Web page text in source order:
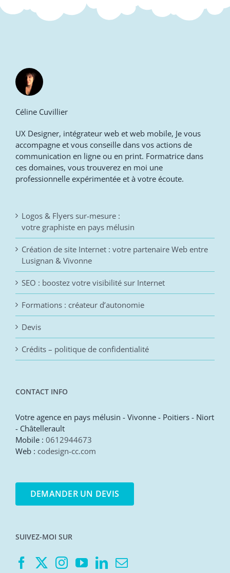
Céline Cuvillier
UX Designer, intégrateur web et web mobile, Je vous
accompagne et vous conseille dans vos actions de
communication en ligne ou en print. Formatrice dans
ces domaines, vous trouverez en moi une
professionnelle expérimentée et à votre écoute.
Logos & Flyers sur-mesure :
votre graphiste en pays mélusin
Création de site Internet : votre partenaire Web entre
Lusignan & Vivonne
SEO : boostez votre visibilité sur Internet
Formations : créateur d’autonomie
Devis
Crédits – politique de confidentialité
CONTACT INFO
Votre agence en pays mélusin - Vivonne - Poitiers - Niort
- Châtellerault
Mobile : 0612944673
Web : codesign-cc.com
DEMANDER UN DEVIS
SUIVEZ-MOI SUR